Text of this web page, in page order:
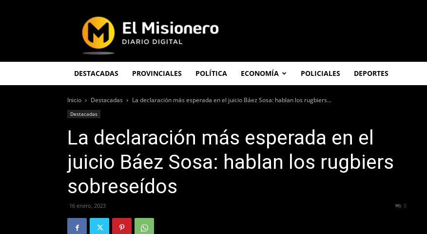
Misionero
DESTACADAS PROVINCIALES POLÍTICA ECONOMÍA POLICIALES DEPORTES
Inicio Destacadas La declaración más esperada en el juicio Báez Sosa: hablan los rugbiers...
Destacadas
La declaración más esperada en el
juicio Báez Sosa: hablan los rugbiers
sobreseídos
16 enero, 2023 0